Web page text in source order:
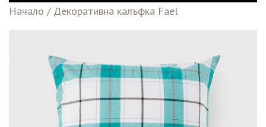
Начало / Декоративна калъфка Fael